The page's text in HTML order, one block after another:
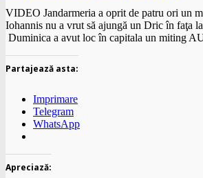
VIDEO Jandarmeria a oprit de patru ori un
Iohannis nu a vrut să ajungă un Dric în faţa
Duminica a avut loc în capitala un miting
Partajează asta:
Imprimare
Telegram
WhatsApp
Apreciază: